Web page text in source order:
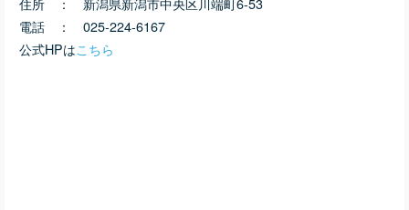
電話 ： 025-224-6167
公式HPはこちら